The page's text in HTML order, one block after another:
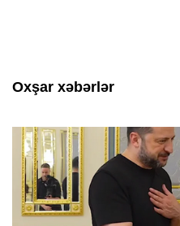
Oxşar xəbərlər